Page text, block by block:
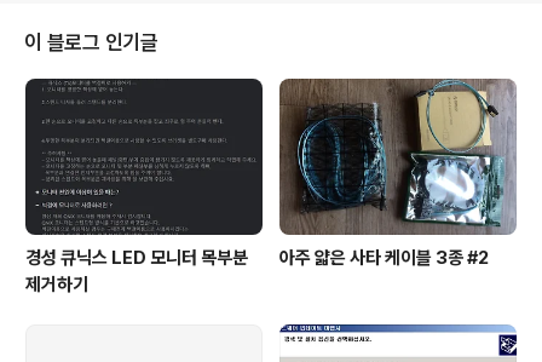
d.exe와 같은 셸 프로그램이 파일을 읽어 명령어를 줄 단
위로 실행한다. 배치 파일은 보통 실행 파일을 자동으로, 연
속적으로 실행할 때 유용하며 시스템 관리자가 따분한 일
들을 자동화하기 위해 자주 사용한다. 마이크로소프트에서
사용하는 이름은 일괄 파일이다. 이곳에서는 스크립트는
그다지 다루지 않는다. 대부분 ..
이 블로그 인기글
경성 큐닉스 LED 모니터 목부분
제거하기
아주 얇은 사타 케이블 3종 #2